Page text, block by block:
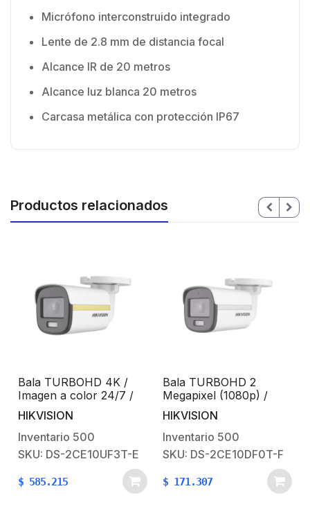
Micrófono interconstruido integrado
Lente de 2.8 mm de distancia focal
Alcance IR de 20 metros
Alcance luz blanca 20 metros
Carcasa metálica con protección IP67
Productos relacionados
Bala TURBOHD 4K /
Imagen a color 24/7 /
Lente 2.8 mm / METAL /
Luz Blanca 20 mts /
Exterior IP67 / WDR 130
dB
HIKVISION
Inventario 500
SKU: DS-2CE10UF3T-E
$ 585.215
Bala TURBOHD 2
Megapixel (1080p) /
Imagen a color 24/7 /
Lente 2.8 mm / METAL /
Luz Blanca 20 mts /
Exterior IP67 / TVI-
AHD-CVI-CVBS / dWDR
HIKVISION
Inventario 500
SKU: DS-2CE10DF0T-F
$ 171.307